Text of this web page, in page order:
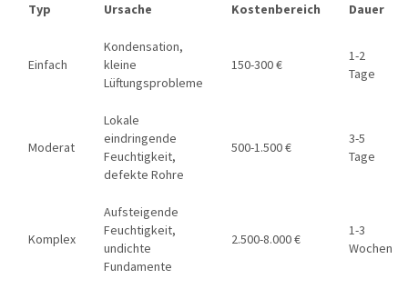
Typ Ursache Kostenbereich Dauer
Einfach
Kondensation,
kleine
Lüftungsprobleme
150-300 €
1-2
Tage
Moderat
Lokale
eindringende
Feuchtigkeit,
defekte Rohre
500-1.500 €
3-5
Tage
Komplex
Aufsteigende
Feuchtigkeit,
undichte
Fundamente
2.500-8.000 €
1-3
Wochen